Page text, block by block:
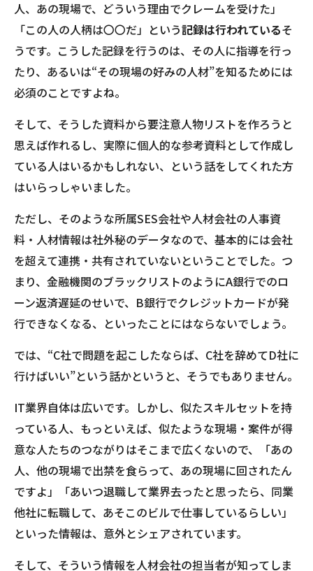
人、あの現場で、どういう理由でクレームを受けた」
「この人の人柄は〇〇だ」という記録は行われているそ
うです。こうした記録を行うのは、その人に指導を行っ
たり、あるいは“その現場の好みの人材”を知るためには
必須のことですよね。
そして、そうした資料から要注意人物リストを作ろうと
思えば作れるし、実際に個人的な参考資料として作成し
ている人はいるかもしれない、という話をしてくれた方
はいらっしゃいました。
ただし、そのような所属SES会社や人材会社の人事資
料・人材情報は社外秘のデータなので、基本的には会社
を超えて連携・共有されていないということでした。つ
まり、金融機関のブラックリストのようにA銀行でのロ
ーン返済遅延のせいで、B銀行でクレジットカードが発
行できなくなる、といったことにはならないでしょう。
では、“C社で問題を起こしたならば、C社を辞めてD社に
行けばいい”という話かというと、そうでもありません。
IT業界自体は広いです。しかし、似たスキルセットを持
っている人、もっといえば、似たような現場・案件が得
意な人たちのつながりはそこまで広くないので、「あの
人、他の現場で出禁を食らって、あの現場に回されたん
ですよ」「あいつ退職して業界去ったと思ったら、同業
他社に転職して、あそこのビルで仕事しているらしい」
といった情報は、意外とシェアされています。
そして、そういう情報を人材会社の担当者が知ってしま